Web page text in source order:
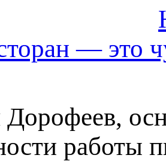
— это
работы